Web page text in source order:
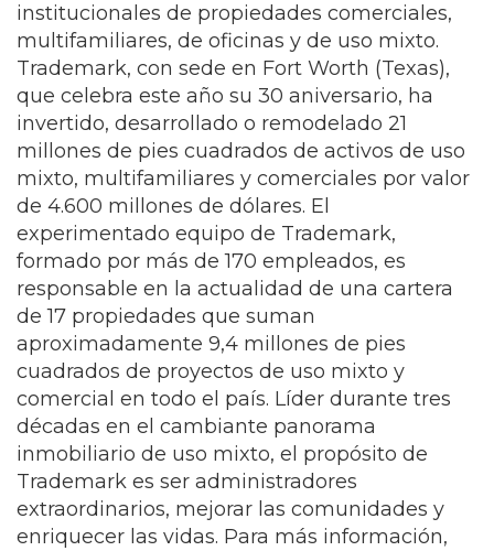
institucionales de propiedades comerciales,
multifamiliares, de oficinas y de uso mixto.
Trademark, con sede en Fort Worth (Texas),
que celebra este año su 30 aniversario, ha
invertido, desarrollado o remodelado 21
millones de pies cuadrados de activos de uso
mixto, multifamiliares y comerciales por valor
de 4.600 millones de dólares. El
experimentado equipo de Trademark,
formado por más de 170 empleados, es
responsable en la actualidad de una cartera
de 17 propiedades que suman
aproximadamente 9,4 millones de pies
cuadrados de proyectos de uso mixto y
comercial en todo el país. Líder durante tres
décadas en el cambiante panorama
inmobiliario de uso mixto, el propósito de
Trademark es ser administradores
extraordinarios, mejorar las comunidades y
enriquecer las vidas. Para más información,